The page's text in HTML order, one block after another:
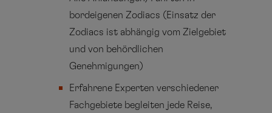
bordeigenen Zodiacs (Einsatz der
Zodiacs ist abhängig vom Zielgebiet
und von behördlichen
Genehmigungen)
Erfahrene Experten verschiedener
Fachgebiete begleiten jede Reise,